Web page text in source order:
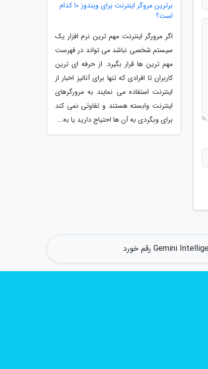
برترین مروگر اینترنت برای ویندوز 10 کدام
است؟
اگر مرورگر اینترنت مهم ترین نرم افزار یک
سیستم شخصی نباشد می تواند در فهرست
مهم ترین ها قرار بگیرد. از حرفه ای ترین
کاربران تا افرادی که تنها برای آنالیز اخبار از
اینترنت استفاده می نمایند به مرورگرهای
اینترنت وابسته هستند و تفاوتی نمی کند
برای وبگردی به آن ها احتیاج دارید یا به...